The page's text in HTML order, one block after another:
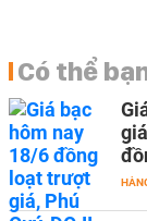
Có thể